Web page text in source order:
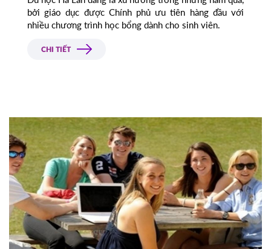
bởi giáo dục được Chính phủ ưu tiên hàng đầu với
nhiều chương trình học bổng dành cho sinh viên.
CHI TIẾT